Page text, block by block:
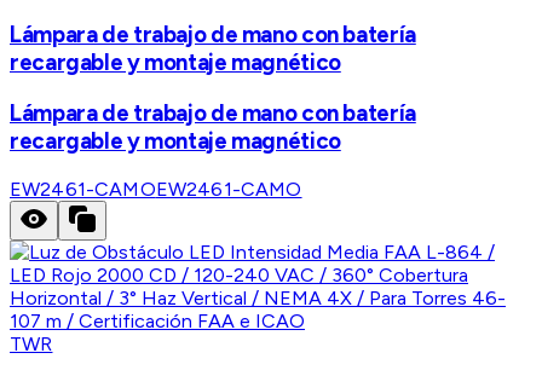
Lámpara de trabajo de mano con batería
recargable y montaje magnético
Lámpara de trabajo de mano con batería
recargable y montaje magnético
EW2461-CAMOEW2461-CAMO
TWR